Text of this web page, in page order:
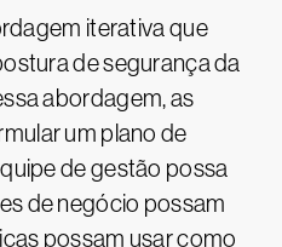
iterativa que
de segurança da
abordagem, as
um plano de
de gestão possa
de negócio possam
possam usar como